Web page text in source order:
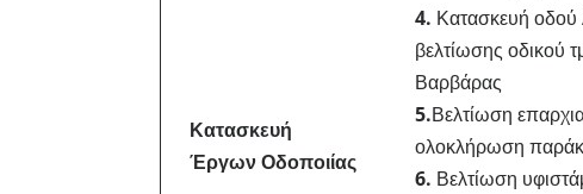
Κατασκευή
Έργων Οδοποιίας
4. Κατασκευή
βελτίωσης οδικού
Βαρβάρας
5.Βελτίωση
ολοκλήρωση
6. Βελτίωση